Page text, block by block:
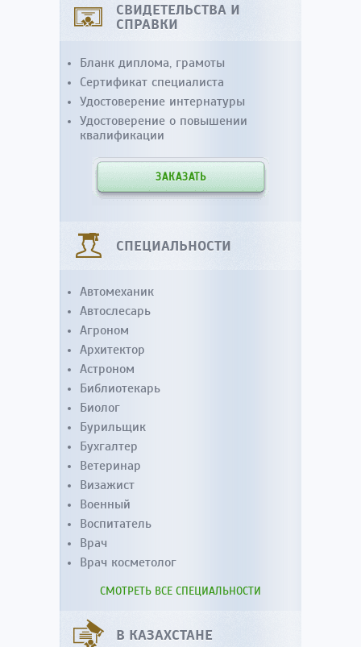
СВИДЕТЕЛЬСТВА И
СПРАВКИ
Бланк диплома, грамоты
Сертификат специалиста
Удостоверение интернатуры
Удостоверение о повышении
квалификации
ЗАКАЗАТЬ
СПЕЦИАЛЬНОСТИ
Автомеханик
Автослесарь
Агроном
Архитектор
Астроном
Библиотекарь
Биолог
Бурильщик
Бухгалтер
Ветеринар
Визажист
Военный
Воспитатель
Врач
Врач косметолог
СМОТРЕТЬ ВСЕ СПЕЦИАЛЬНОСТИ
В КАЗАХСТАНЕ